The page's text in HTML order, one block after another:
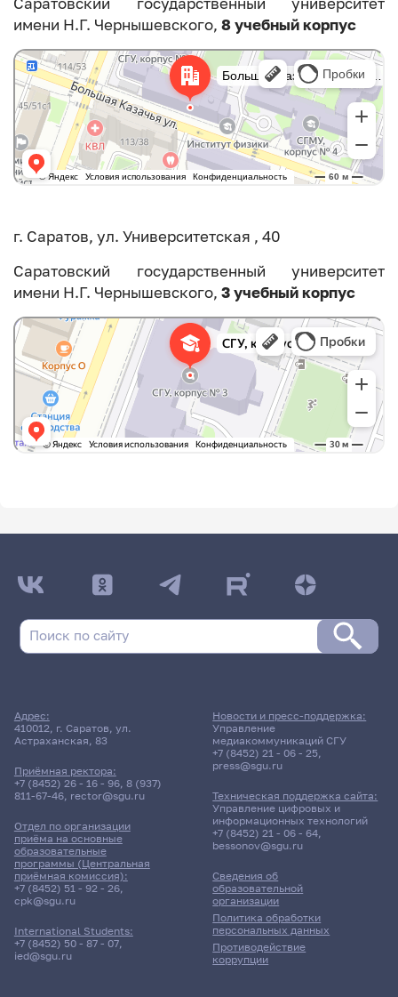
Саратовский государственный университет
имени Н.Г. Чернышевского, 8 учебный корпус
г. Саратов, ул. Университетская , 40
Саратовский государственный университет
имени Н.Г. Чернышевского, 3 учебный корпус
Адрес:
410012, г. Саратов, ул.
Астраханская, 83
Приёмная ректора:
+7 (8452) 26 - 16 - 96, 8 (937)
811-67-46, rector@sgu.ru
Отдел по организации
приёма на основные
образовательные
программы (Центральная
приёмная комиссия):
+7 (8452) 51 - 92 - 26,
cpk@sgu.ru
International Students:
+7 (8452) 50 - 87 - 07,
ied@sgu.ru
Сведения об
образовательной
организации
Политика обработки
персональных данных
Противодействие
коррупции
Новости и пресс-поддержка:
Управление
медиакоммуникаций СГУ
+7 (8452) 21 - 06 - 25,
press@sgu.ru
Техническая поддержка сайта:
Управление цифровых и
информационных технологий
+7 (8452) 21 - 06 - 64,
bessonov@sgu.ru